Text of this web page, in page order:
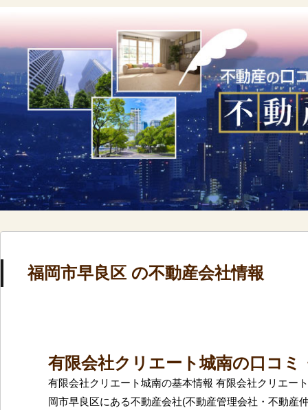
福岡市早良区 の不動産会社情報
有限会社クリエート城南の口コミ
有限会社クリエート城南の基本情報 有限会社クリエー
岡市早良区にある不動産会社(不動産管理会社・不動産